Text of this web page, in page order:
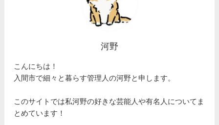
河野
こんにちは！
入間市で細々と暮らす管理人の河野と申します。
このサイトでは私河野の好きな芸能人や有名人についてま
とめています！